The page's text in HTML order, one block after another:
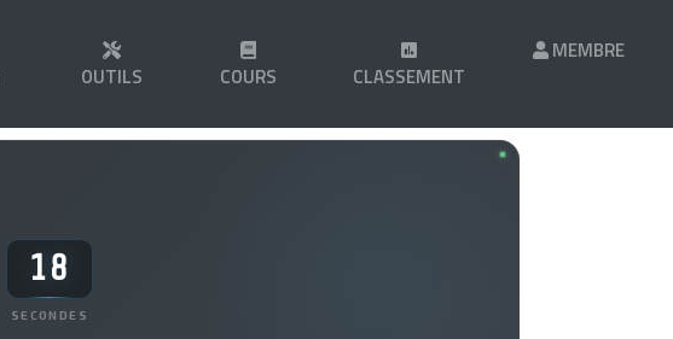
OUTILS COURS CLASSEMENT
MEMBRE
18
SECONDES